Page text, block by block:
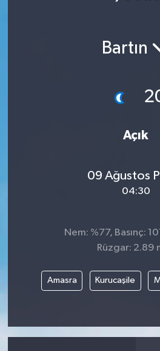
Bartın
Açık
09 Ağustos
04:30
Nem: %77, Basınç:
Rüzgar: 2.89
Amasra Kurucaşile